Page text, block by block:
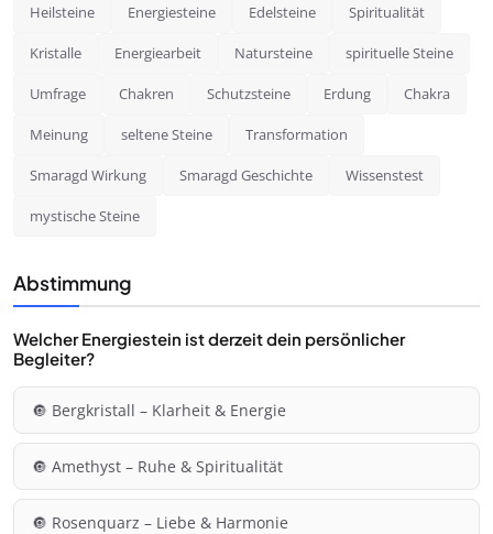
Heilsteine Energiesteine Edelsteine Spiritualität
Kristalle Energiearbeit Natursteine spirituelle Steine
Umfrage Chakren Schutzsteine Erdung Chakra
Meinung seltene Steine Transformation
Smaragd Wirkung Smaragd Geschichte Wissenstest
mystische Steine
Abstimmung
Welcher Energiestein ist derzeit dein persönlicher
Begleiter?
🔘 Bergkristall – Klarheit & Energie
🔘 Amethyst – Ruhe & Spiritualität
🔘 Rosenquarz – Liebe & Harmonie